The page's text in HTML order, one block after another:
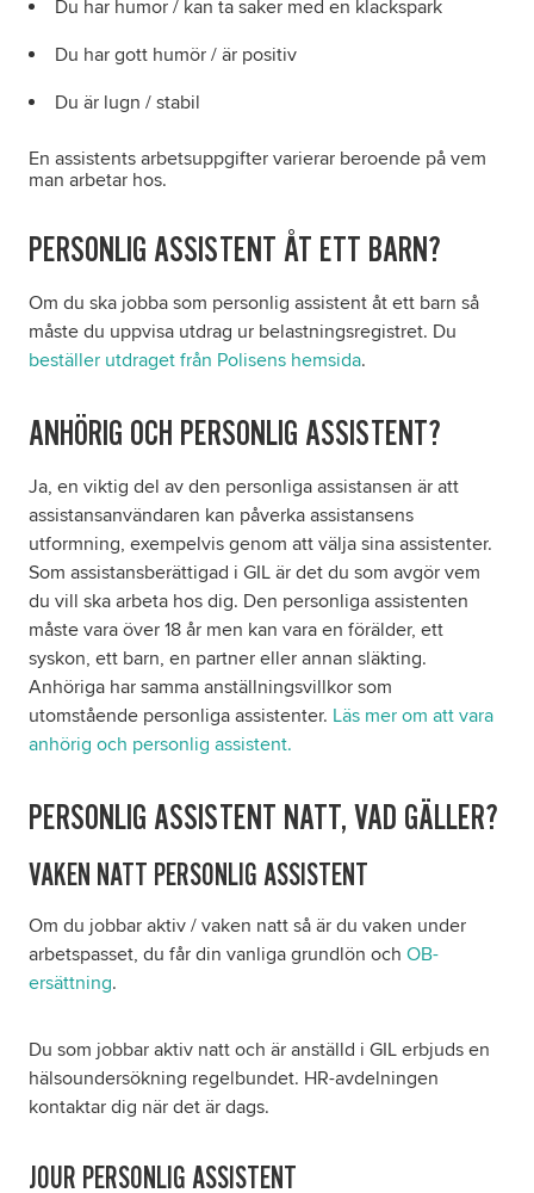
Du har humor / kan ta saker med en klackspark
Du har gott humör / är positiv
Du är lugn / stabil
En assistents arbetsuppgifter varierar beroende på vem
man arbetar hos.
PERSONLIG ASSISTENT ÅT ETT BARN?
Om du ska jobba som personlig assistent åt ett barn så
måste du uppvisa utdrag ur belastningsregistret. Du
beställer utdraget från Polisens hemsida.
ANHÖRIG OCH PERSONLIG ASSISTENT?
Ja, en viktig del av den personliga assistansen är att
assistansanvändaren kan påverka assistansens
utformning, exempelvis genom att välja sina assistenter.
Som assistansberättigad i GIL är det du som avgör vem
du vill ska arbeta hos dig. Den personliga assistenten
måste vara över 18 år men kan vara en förälder, ett
syskon, ett barn, en partner eller annan släkting.
Anhöriga har samma anställningsvillkor som
utomstående personliga assistenter. Läs mer om att vara
anhörig och personlig assistent.
PERSONLIG ASSISTENT NATT, VAD GÄLLER?
VAKEN NATT PERSONLIG ASSISTENT
Om du jobbar aktiv / vaken natt så är du vaken under
arbetspasset, du får din vanliga grundlön och OB-
ersättning.
Du som jobbar aktiv natt och är anställd i GIL erbjuds en
hälsoundersökning regelbundet. HR-avdelningen
kontaktar dig när det är dags.
JOUR PERSONLIG ASSISTENT